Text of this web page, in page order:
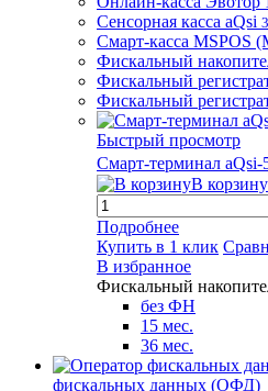
Сенсорная касса aQsi 3
Смарт-касса MSPOS
Фискальный
Фискальный
Фискальный
Быстрый просмотр
Смарт-терминал aQsi-
В корзину
Подробнее
Купить в 1 клик
В избранное
Фискальный
без ФН
15 мес.
36 мес.
фискальных данных (ОФД)